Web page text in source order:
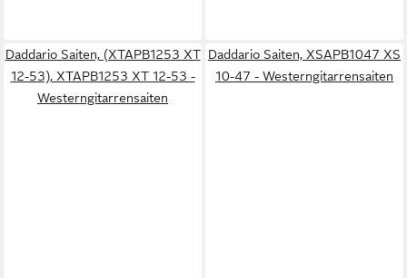
Daddario Saiten, (XTAPB1253 XT
12-53), XTAPB1253 XT 12-53 -
Westerngitarrensaiten
Daddario Saiten, XSAPB1047 XS
10-47 - Westerngitarrensaiten